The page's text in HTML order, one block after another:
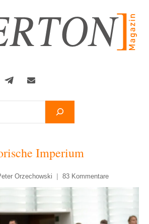
Telegram
Imperium
Orzechowski 83 Kommentare